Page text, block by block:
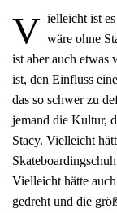
V ielleicht ist
wäre ohne
ist aber auch etwas
ist, den Einfluss
das so schwer zu
jemand die Kultur,
Stacy. Vielleicht
Vielleicht hätte
gedreht und die